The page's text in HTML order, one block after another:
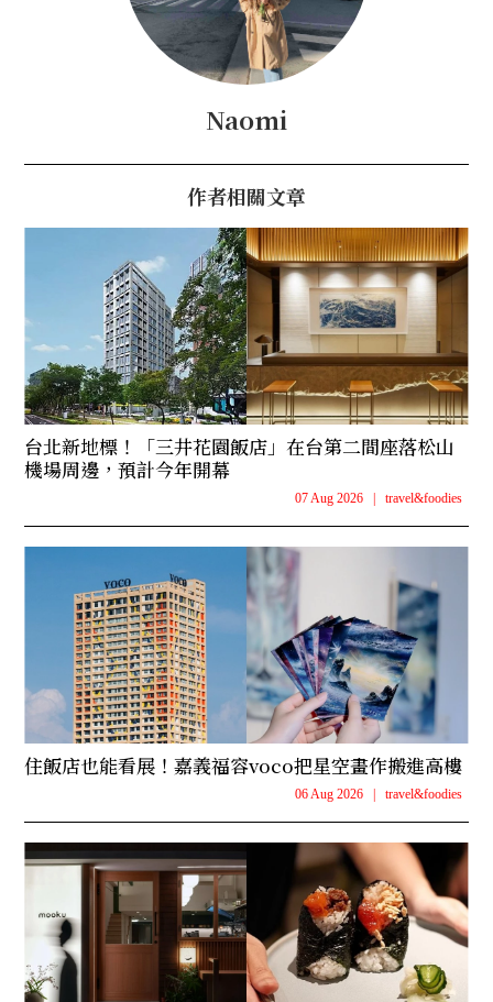
Naomi
作者相關文章
台北新地標！「三井花園飯店」在台第二間座落松山
機場周邊，預計今年開幕
07 Aug 2026 | travel&foodies
住飯店也能看展！嘉義福容voco把星空畫作搬進高樓
06 Aug 2026 | travel&foodies